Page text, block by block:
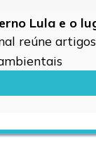
Lula e o
reúne